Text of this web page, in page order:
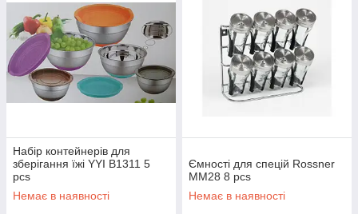
Набір контейнерів для
зберігання їжі YYI B1311 5
pcs
Немає в наявності
Ємності для спецій Rossner
MM28 8 pcs
Немає в наявності